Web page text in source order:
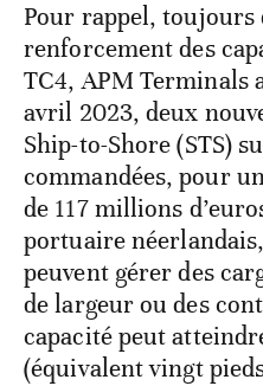
Pour rappel, toujours
renforcement des
TC4, APM Terminals
avril 2023, deux
Ship-to-Shore (STS)
commandées, pour
de 117 millions
portuaire
peuvent gérer des
de largeur ou des
capacité peut
(équivalent vingt